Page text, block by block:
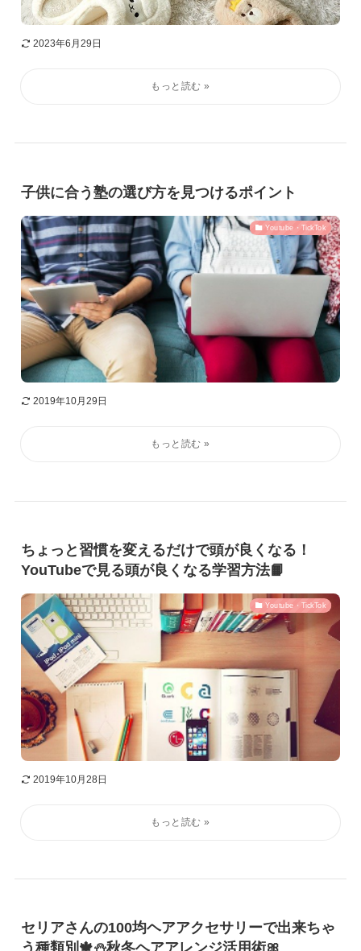
2023年6月29日
子供に合う塾の選び方を見つけるポイント
Youtube・TickTok
2019年10月29日
ちょっと習慣を変えるだけで頭が良くなる！
YouTubeで見る頭が良くなる学習方法📙
Youtube・TickTok
2019年10月28日
セリアさんの100均ヘアアクセサリーで出来ちゃ